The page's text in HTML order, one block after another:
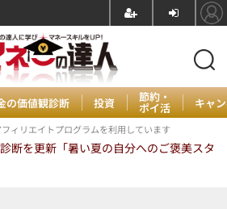
の価値観診断 投資 節約・
ポイ活 キャ
ィリエイトプログラムを利用しています
断を更新「暑い夏の自分へのご褒美スタ